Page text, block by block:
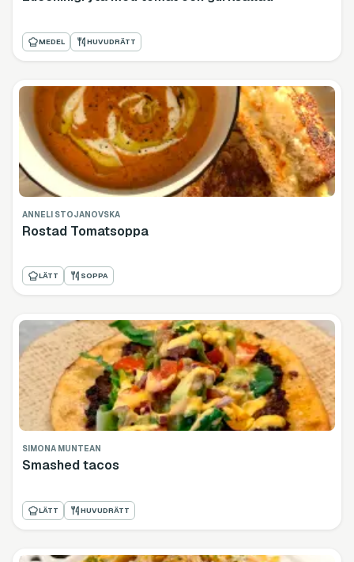
MEDEL HUVUDRÄTT
ANNELI STOJANOVSKA
Rostad Tomatsoppa
LÄTT SOPPA
SIMONA MUNTEAN
Smashed tacos
LÄTT HUVUDRÄTT